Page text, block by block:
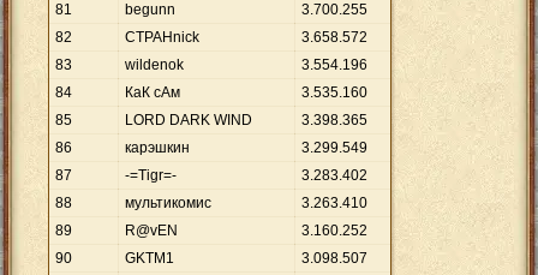
81
begunn 3.700.255
82
CTPAHnick 3.658.572
83
wildenok 3.554.196
84
КаК сАм 3.535.160
85
LORD DARK WIND 3.398.365
86
карэшкин 3.299.549
87
-=Tigr=- 3.283.402
88
мультикомис 3.263.410
89
R@vЕN 3.160.252
90
GKTM1 3.098.507